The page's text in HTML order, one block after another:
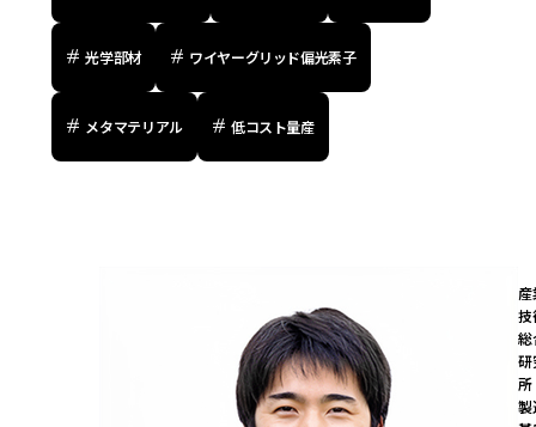
光学部材 ワイヤーグリッド偏光素子
メタマテリアル 低コスト量産
所